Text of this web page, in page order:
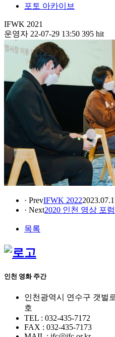
포토 아카이브
IFWK 2021
운영자 22-07-29 13:50 395 hit
· PrevIFWK 2022
· Next2020 인천 영상 포럼
목록
인천 영화 주간
인천광역시 연수구 갯벌
호
TEL : 032-435-7172
FAX : 032-435-7173